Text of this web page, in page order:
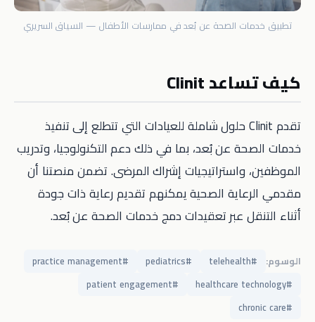
تطبيق خدمات الصحة عن بُعد في ممارسات الأطفال — السياق السريري
كيف تساعد Clinit
تقدم Clinit حلول شاملة للعيادات التي تتطلع إلى تنفيذ
خدمات الصحة عن بُعد، بما في ذلك دعم التكنولوجيا، وتدريب
الموظفين، واستراتيجيات إشراك المرضى. تضمن منصتنا أن
مقدمي الرعاية الصحية يمكنهم تقديم رعاية ذات جودة
أثناء التنقل عبر تعقيدات دمج خدمات الصحة عن بُعد.
الوسوم: #
telehealth
#
pediatrics
#
practice management
#
healthcare technology
#
patient engagement
#
chronic care